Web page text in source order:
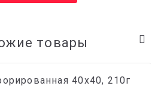
товары
40x40, 210г